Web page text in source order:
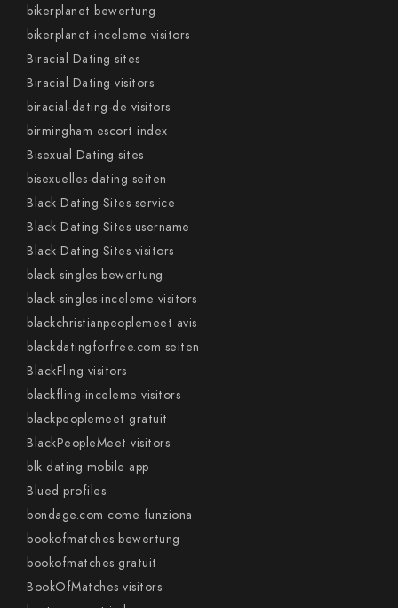
bikerplanet bewertung
bikerplanet-inceleme visitors
Biracial Dating sites
Biracial Dating visitors
biracial-dating-de visitors
birmingham escort index
Bisexual Dating sites
bisexuelles-dating seiten
Black Dating Sites service
Black Dating Sites username
Black Dating Sites visitors
black singles bewertung
black-singles-inceleme visitors
blackchristianpeoplemeet avis
blackdatingforfree.com seiten
BlackFling visitors
blackfling-inceleme visitors
blackpeoplemeet gratuit
BlackPeopleMeet visitors
blk dating mobile app
Blued profiles
bondage.com come funziona
bookofmatches bewertung
bookofmatches gratuit
BookOfMatches visitors